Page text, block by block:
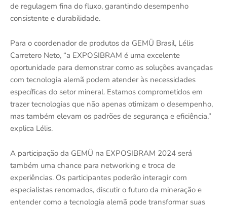
de regulagem fina do fluxo, garantindo desempenho
consistente e durabilidade.
Para o coordenador de produtos da GEMÜ Brasil, Lélis
Carretero Neto, “a EXPOSIBRAM é uma excelente
oportunidade para demonstrar como as soluções avançadas
com tecnologia alemã podem atender às necessidades
específicas do setor mineral. Estamos comprometidos em
trazer tecnologias que não apenas otimizam o desempenho,
mas também elevam os padrões de segurança e eficiência,”
explica Lélis.
A participação da GEMÜ na EXPOSIBRAM 2024 será
também uma chance para networking e troca de
experiências. Os participantes poderão interagir com
especialistas renomados, discutir o futuro da mineração e
entender como a tecnologia alemã pode transformar suas